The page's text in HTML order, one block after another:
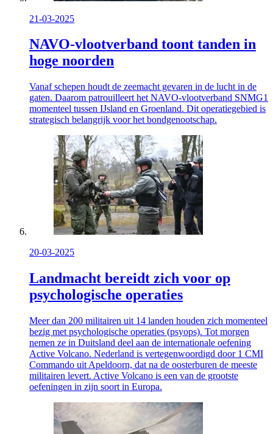
21-03-2025
NAVO-vlootverband toont tanden in
hoge noorden
Vanaf schepen houdt de zeemacht gevaren in de lucht in de
gaten. Daarom patrouilleert het NAVO-vlootverband SNMG1
momenteel tussen IJsland en Groenland. Dit operatiegebied is
strategisch belangrijk voor het bondgenootschap.
20-03-2025
Landmacht bereidt zich voor op
psychologische operaties
Meer dan 200 militairen uit 14 landen houden zich momenteel
bezig met psychologische operaties (psyops). Tot morgen
nemen ze in Duitsland deel aan de internationale oefening
Active Volcano. Nederland is vertegenwoordigd door 1 CMI
Commando uit Apeldoorn, dat na de oosterburen de meeste
militairen levert. Active Volcano is een van de grootste
oefeningen in zijn soort in Europa.